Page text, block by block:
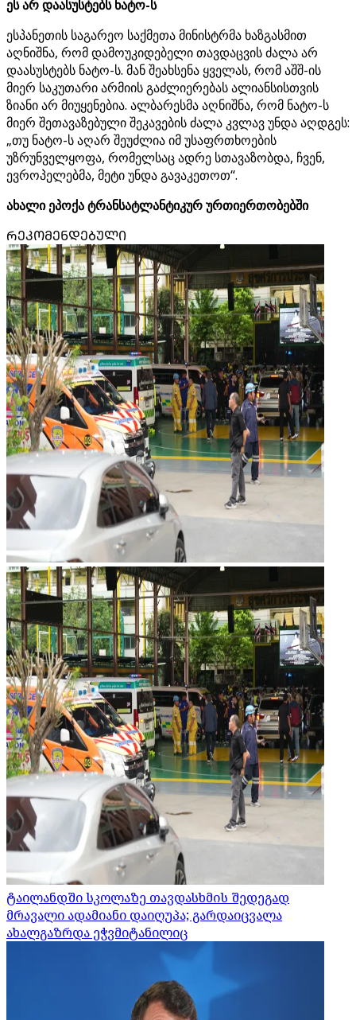
ეს არ დაასუსტებს ნატო-ს
ესპანეთის საგარეო საქმეთა მინისტრმა ხაზგასმით
აღნიშნა, რომ დამოუკიდებელი თავდაცვის ძალა არ
დაასუსტებს ნატო-ს. მან შეახსენა ყველას, რომ აშშ-ის
მიერ საკუთარი არმიის გაძლიერებას ალიანსისთვის
ზიანი არ მიუყენებია. ალბარესმა აღნიშნა, რომ ნატო-ს
მიერ შეთავაზებული შეკავების ძალა კვლავ უნდა აღდგეს:
„თუ ნატო-ს აღარ შეუძლია იმ უსაფრთხოების
უზრუნველყოფა, რომელსაც ადრე სთავაზობდა, ჩვენ,
ევროპელებმა, მეტი უნდა გავაკეთოთ“.
ახალი ეპოქა ტრანსატლანტიკურ ურთიერთობებში
ᲠᲔᲙᲝᲛᲔᲜᲓᲔᲑᲣᲚᲘ
ტაილანდში სკოლაზე თავდასხმის შედეგად
მრავალი ადამიანი დაიღუპა; გარდაიცვალა
ახალგაზრდა ეჭვმიტანილიც